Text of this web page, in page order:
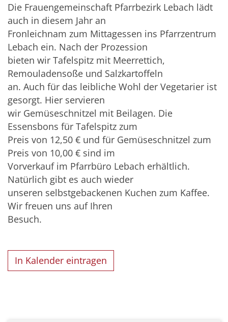
Die Frauengemeinschaft Pfarrbezirk Lebach lädt
auch in diesem Jahr an
Fronleichnam zum Mittagessen ins Pfarrzentrum
Lebach ein. Nach der Prozession
bieten wir Tafelspitz mit Meerrettich,
Remouladensoße und Salzkartoffeln
an. Auch für das leibliche Wohl der Vegetarier ist
gesorgt. Hier servieren
wir Gemüseschnitzel mit Beilagen. Die
Essensbons für Tafelspitz zum
Preis von 12,50 € und für Gemüseschnitzel zum
Preis von 10,00 € sind im
Vorverkauf im Pfarrbüro Lebach erhältlich.
Natürlich gibt es auch wieder
unseren selbstgebackenen Kuchen zum Kaffee.
Wir freuen uns auf Ihren
Besuch.
In Kalender eintragen